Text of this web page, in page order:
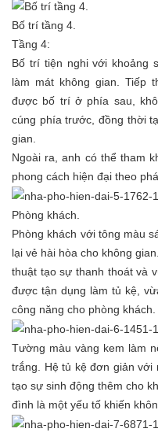
Bố trí tầng 4.
Tầng 4:
Bố trí tiện nghi với khoảng
làm mát không gian. Tiếp
được bố trí ở phía sau,
cúng phía trước, đồng thời
gian.
Ngoài ra, anh có thể tham
phong cách hiện đại theo
Phòng khách.
Phòng khách với tông màu
lại vẻ hài hòa cho không
thuật tạo sự thanh thoát và
được tận dụng làm tủ kệ,
công năng cho phòng khách.
Tường màu vàng kem làm
trắng. Hệ tủ kệ đơn giản với
tạo sự sinh động thêm cho
đình là một yếu tố khiến